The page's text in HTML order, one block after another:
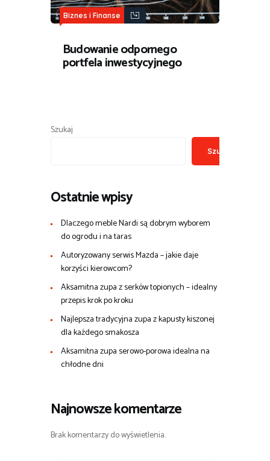
Biznes i Finanse
Budowanie odpornego
portfela inwestycyjnego
Szukaj
Szukaj
Ostatnie wpisy
Dlaczego meble Nardi są dobrym wyborem
do ogrodu i na taras
Autoryzowany serwis Mazda – jakie daje
korzyści kierowcom?
Aksamitna zupa z serków topionych – idealny
przepis krok po kroku
Najlepsza tradycyjna zupa z kapusty kiszonej
dla każdego smakosza
Aksamitna zupa serowo-porowa idealna na
chłodne dni
Najnowsze komentarze
Brak komentarzy do wyświetlenia.